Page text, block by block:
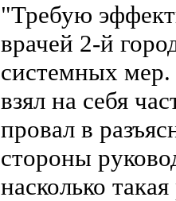
"Требую
врачей 2-й
системных
взял на себя
провал в
стороны
насколько